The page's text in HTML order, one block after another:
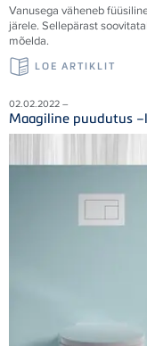
Vanusega väheneb
järele. Sellepärast
mõelda.
LOE ARTIKLIT
02.02.2022 –
Maagiline puudutus